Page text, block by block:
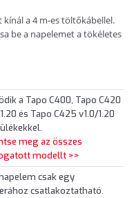
kínál a 4 m-es töltőkábellel.
be a napelemet a tökéletes
a Tapo C400, Tapo C420
és Tapo C425 v1.0/1.20
meg az összes
modellt >>
csak egy
csatlakoztatható.